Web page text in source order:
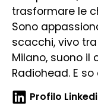
trasformare le
Sono
scacchi, vivo
Milano, suono
Radiohead. E
Profilo